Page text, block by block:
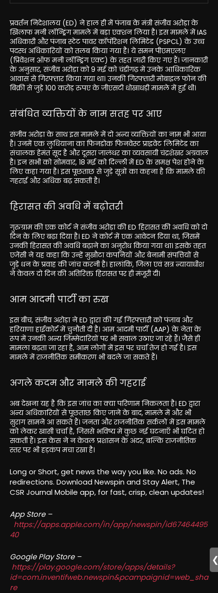
प्रवर्तन निदेशालय (ED) ने हाल ही में पंजाब के मंत्री संजीव अरोड़ा के
खिलाफ मनी लॉन्ड्रिंग मामले में बड़ा एक्शन लिया है। इस मामले में IAS
अधिकारी और पंजाब स्टेट पावर कॉर्पोरेशन लिमिटेड (PSPCL) के उच्च
पदस्थ अधिकारियों को तलब किया गया है। ये समन पीएमएलए
(प्रिवेंशन ऑफ मनी लॉन्ड्रिंग एक्ट) के तहत जारी किए गए हैं। जानकारी
के अनुसार, संजीव अरोड़ा को 9 मई को चंडीगढ़ में उनके आधिकारिक
आवास से गिरफ्तार किया गया था। उनकी गिरफ्तारी मोबाइल फोन की
बिक्री से जुड़े 100 करोड़ रुपए के जीएसटी धोखाधड़ी मामले में हुई थी।
संबंधित व्यक्तियों के नाम सतह पर आए
संजीव अरोड़ा के साथ इस मामले में दो अन्य व्यक्तियों का नाम भी आया
है। उनमें एक लुधियाना का फिनडोक फिनवेस्ट प्राइवेट लिमिटेड का
संचालक हेमंत सूद है और दूसरा जालंधर का व्यवसायी चंद्रशेखर अग्रवाल
है। इन सभी को सोमवार, 18 मई को दिल्ली में ED के समक्ष पेश होने के
लिए कहा गया है। इस पूछताछ से जुड़े सूत्रों का कहना है कि मामले की
गहराई और अधिक बढ़ सकती है।
हिरासत की अवधि में बढ़ोतरी
गुरुग्राम की एक कोर्ट ने संजीव अरोड़ा की ED हिरासत की अवधि को दो
दिन के लिए बढ़ा दिया है। ED ने कोर्ट में एक आवेदन दिया था, जिसमें
उनकी हिरासत की अवधि बढ़ाने का अनुरोध किया गया था। इसके तहत
एजेंसी ने यह कहा कि उन्हें मुखौटा कंपनियों और बेनामी संपत्तियों से
जुड़े धन के प्रवाह की जांच करनी है। हालांकि, जिला एवं सत्र न्यायाधीश
ने केवल दो दिन की अतिरिक्त हिरासत पर ही मंजूरी दी।
आम आदमी पार्टी का रुख
इस बीच, संजीव अरोड़ा ने ED द्वारा की गई गिरफ्तारी को पंजाब और
हरियाणा हाईकोर्ट में चुनौती दी है। आम आदमी पार्टी (AAP) के नेता के
रूप में उनकी अन्य जिम्मेदारियों पर भी सवाल उठाए जा रहे हैं। जैसे ही
मामला बढ़ता जा रहा है, आम लोगों में इस पर चर्चा तेज हो गई है। इस
मामले में राजनीतिक समीकरण भी बदले जा सकते हैं।
अगले कदम और मामले की गहराई
अब देखना यह है कि इस जांच का क्या परिणाम निकलता है। ED द्वारा
अन्य अधिकारियों से पूछताछ किए जाने के बाद, मामले में और भी
सुराग सामने आ सकते हैं। जनता और राजनीतिक सर्कलों में इस मामले
को लेकर खासी चर्चा है, जिससे भविष्य में कुछ नई घटनाएँ भी घटित हो
सकती हैं। इस केस ने न केवल प्रशासन के अंदर, बल्कि राजनीतिक
स्तर पर भी हड़कंप मचा रखा है।
Long or Short, get news the way you like. No ads. No
redirections. Download Newspin and Stay Alert, The
CSR Journal Mobile app, for fast, crisp, clean updates!
App Store –
https://apps.apple.com/in/app/newspin/id67464495
40
Google Play Store –
https://play.google.com/store/apps/details?
id=com.inventifweb.newspin&pcampaignid=web_sha
re